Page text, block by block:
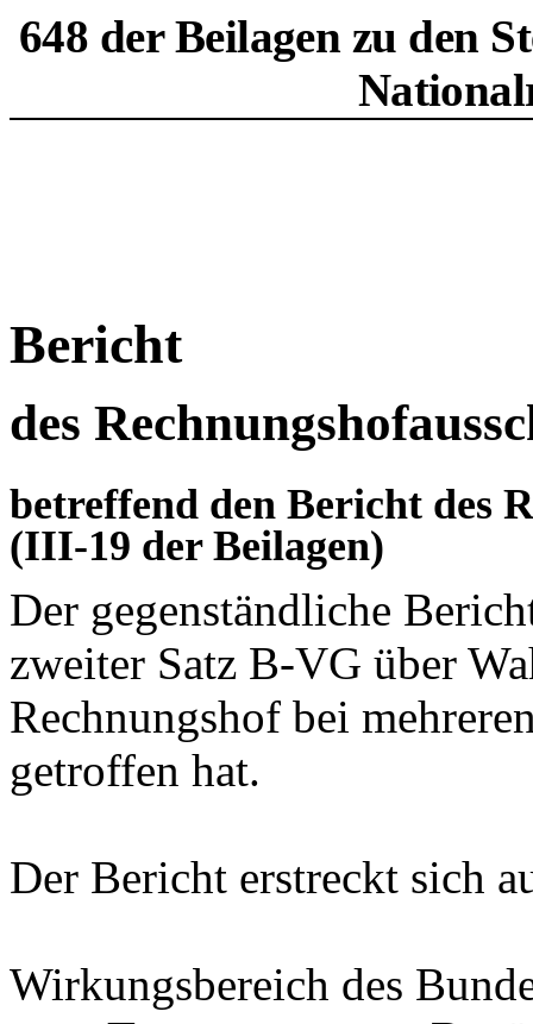
648 der Beilagen zu den
Bericht
des
betreffend den Bericht des
(III-19 der Beilagen)
Der gegenständliche
zweiter Satz B-VG über
Rechnungshof bei
getroffen hat.
Der Bericht erstreckt sich
Wirkungsbereich des